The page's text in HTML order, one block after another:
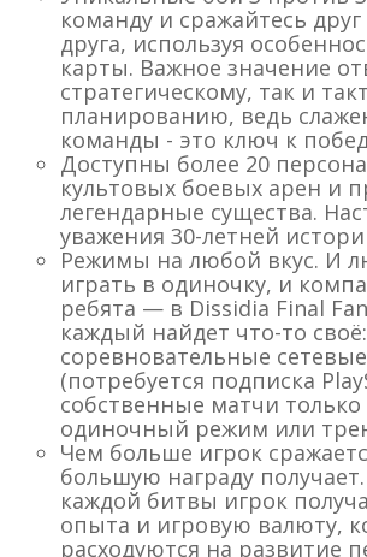
команду и сражайтесь
друга, используя
карты. Важное значение
стратегическому, так и
планированию, ведь
команды - это ключ к
Доступны более 20
культовых боевых арен и
легендарные существа.
уважения 30-летней
Режимы на любой вкус. И
играть в одиночку, и
ребята — в Dissidia Final
каждый найдет что-то своё:
соревновательные
(потребуется подписка
собственные матчи только
одиночный режим или
Чем больше игрок
большую награду
каждой битвы игрок
опыта и игровую валюту,
расходуются на развитие